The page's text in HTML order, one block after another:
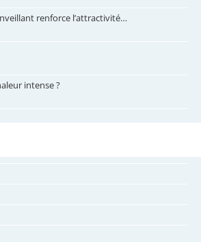
renforce l’attractivité…
intense ?